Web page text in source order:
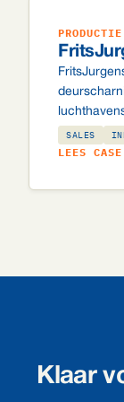
PRODUCTIE
inclusief
SALES
LEES CASE
Klaar